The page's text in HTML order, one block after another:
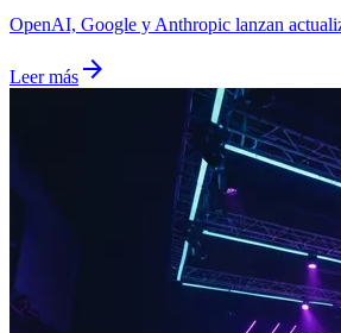
OpenAI, Google y Anthropic lanzan
Leer más arrow_forward